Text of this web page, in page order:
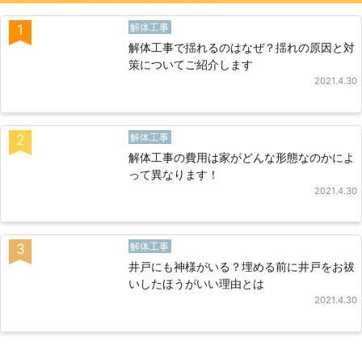
1 解体工事
解体工事で揺れるのはなぜ？揺れの原因と対
策についてご紹介します
2021.4.30
2 解体工事
解体工事の費用は家がどんな形態なのかによ
って異なります！
2021.4.30
3 解体工事
井戸にも神様がいる？埋める前に井戸をお祓
いしたほうがいい理由とは
2021.4.30